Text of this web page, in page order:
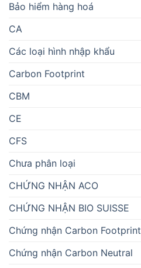
Bảo hiểm hàng hoá
CA
Các loại hình nhập khẩu
Carbon Footprint
CBM
CE
CFS
Chưa phân loại
CHỨNG NHẬN ACO
CHỨNG NHẬN BIO SUISSE
Chứng nhận Carbon Footprint
Chứng nhận Carbon Neutral